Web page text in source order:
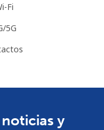
Fi
5G
y